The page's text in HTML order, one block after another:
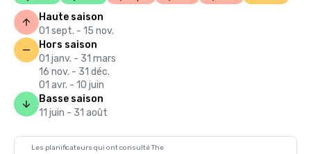
Haute saison
01 sept. - 15 nov.
Hors saison
01 janv. - 31 mars
16 nov. - 31 déc.
01 avr. - 10 juin
Basse saison
11 juin - 31 août
Les planificateurs qui ont consulté The